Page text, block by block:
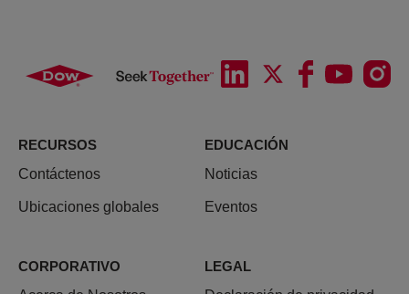
RECURSOS
Contáctenos
Ubicaciones globales
EDUCACIÓN
Noticias
Eventos
CORPORATIVO
LEGAL